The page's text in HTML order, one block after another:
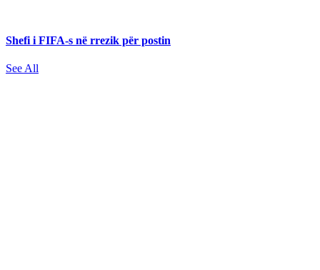
Shefi i FIFA-s në rrezik për postin
See All